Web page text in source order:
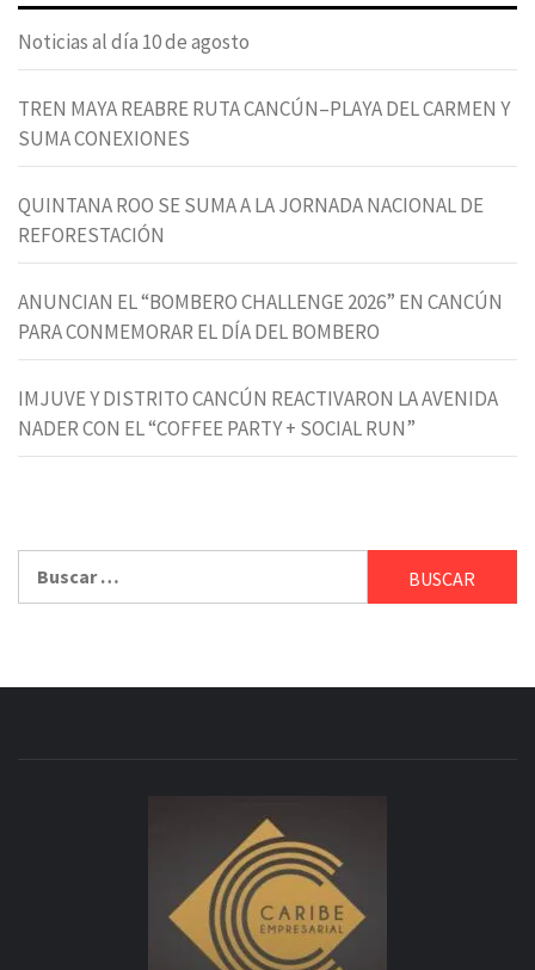
Noticias al día 10 de agosto
TREN MAYA REABRE RUTA CANCÚN–PLAYA DEL CARMEN Y
SUMA CONEXIONES
QUINTANA ROO SE SUMA A LA JORNADA NACIONAL DE
REFORESTACIÓN
ANUNCIAN EL “BOMBERO CHALLENGE 2026” EN CANCÚN
PARA CONMEMORAR EL DÍA DEL BOMBERO
IMJUVE Y DISTRITO CANCÚN REACTIVARON LA AVENIDA
NADER CON EL “COFFEE PARTY + SOCIAL RUN”